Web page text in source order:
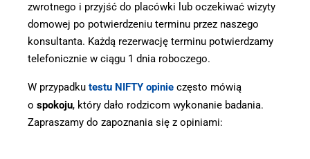
zwrotnego i przyjść do placówki lub oczekiwać wizyty
domowej po potwierdzeniu terminu przez naszego
konsultanta. Każdą rezerwację terminu potwierdzamy
telefonicznie w ciągu 1 dnia roboczego.
W przypadku testu NIFTY opinie często mówią
o spokoju, który dało rodzicom wykonanie badania.
Zapraszamy do zapoznania się z opiniami: